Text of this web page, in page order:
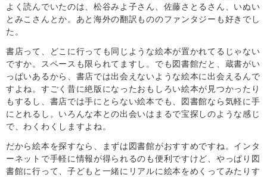
よく読んでいたのは、松谷みよ子さん、佐藤さとるさん、いぬい
とみこさんとか。あと海外の翻訳もののファンタジーも好きでし
た。
書店って、どこに行っても同じような絵本が置かれてるじゃない
ですか。スペースも限られてますし。でも図書館だと、蔵書がい
っぱいあるから、書店では出会えないような絵本に出会えるんで
すよね。すごく昔に絶版になったおもしろい絵本が見つかったり
もするし、書店では手にとらない絵本でも、図書館なら気軽に手
にとれるし。いろんな本との出会いはまるで宝探しのような感じ
で、わくわくしますよね。
だから絵本を探すなら、まずは図書館がおすすめですね。インタ
ーネットで手軽に情報が得られるのも便利ですけど、やっぱり図
書館に行って、子どもと一緒にリアルに絵本をめくってみたりす